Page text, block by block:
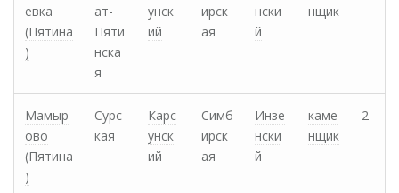
евка
(Пятина
)
ат-
Пяти
нска
я
унск
ий
ирск
ая
нски
й
нщик
Мамыр
ово
(Пятина
)
Сурс
кая
Карс
унск
ий
Симб
ирск
ая
Инзе
нски
й
каме
нщик
2